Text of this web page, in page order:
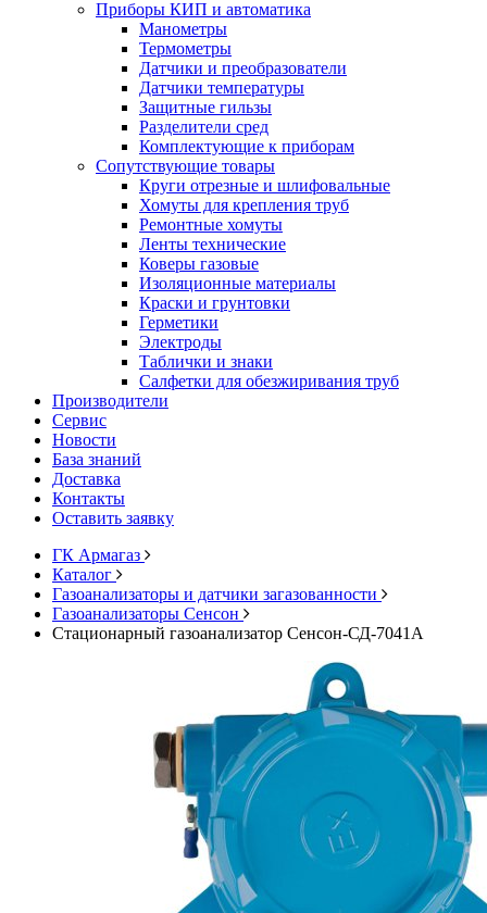
Приборы КИП и автоматика
Манометры
Термометры
Датчики и преобразователи
Датчики температуры
Защитные гильзы
Разделители сред
Комплектующие к приборам
Сопутствующие товары
Круги отрезные и шлифовальные
Хомуты для крепления труб
Ремонтные хомуты
Ленты технические
Коверы газовые
Изоляционные материалы
Краски и грунтовки
Герметики
Электроды
Таблички и знаки
Салфетки для обезжиривания труб
Производители
Сервис
Новости
База знаний
Доставка
Контакты
Оставить заявку
ГК Армагаз
Каталог
Газоанализаторы и датчики загазованности
Газоанализаторы Сенсон
Стационарный газоанализатор Сенсон-СД-7041А